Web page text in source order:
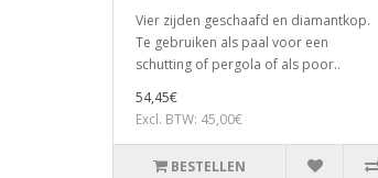
Vier zijden geschaafd en diamantkop.
Te gebruiken als paal voor een
schutting of pergola of als poor..
54,45€
Excl. BTW: 45,00€
BESTELLEN